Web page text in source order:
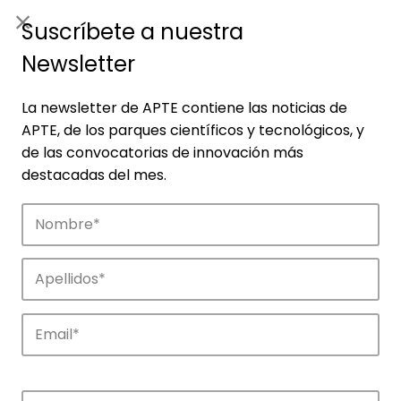
Empresas
Descubre las empresas que impulsan la
innovación en los parques de APTE.
Suscríbete a nuestra
Newsletter
La newsletter de APTE contiene las noticias de
APTE, de los parques científicos y tecnológicos, y
de las convocatorias de innovación más
destacadas del mes.